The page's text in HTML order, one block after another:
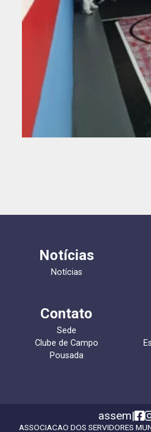
Notícias
Notícias
Contato
Sede
Clube de Campo
Pousada
assem|
ASSOCIACAO DOS SERVIDORES